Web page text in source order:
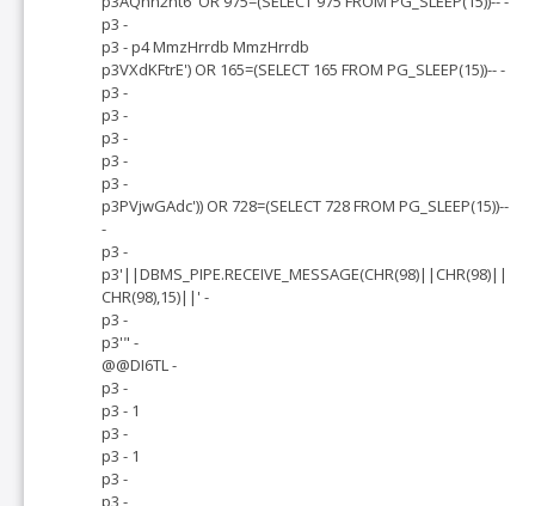
p3 -
p3 - p4 MmzHrrdb MmzHrrdb
p3VXdKFtrE') OR 165=(SELECT 165 FROM PG_SLEEP(15))-- -
p3 -
p3 -
p3 -
p3 -
p3 -
p3PVjwGAdc')) OR 728=(SELECT 728 FROM PG_SLEEP(15))--
-
p3 -
p3'||DBMS_PIPE.RECEIVE_MESSAGE(CHR(98)||CHR(98)||
CHR(98),15)||' -
p3 -
p3'" -
@@DI6TL -
p3 -
p3 - 1
p3 -
p3 - 1
p3 -
p3 -